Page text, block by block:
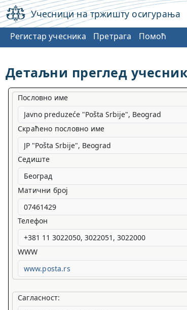
Учесници на тржишту осигурања
Регистар учесника Претрага Помоћ
Детаљни преглед
Пословно име
Скраћено пословно име
Седиште
Матични број
Телефон
WWW
www.posta.rs
Сагласност: